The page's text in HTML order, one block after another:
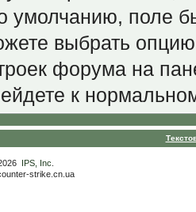
поле
выбрать опцию
форума на
к
IPS, Inc
strike.cn.ua